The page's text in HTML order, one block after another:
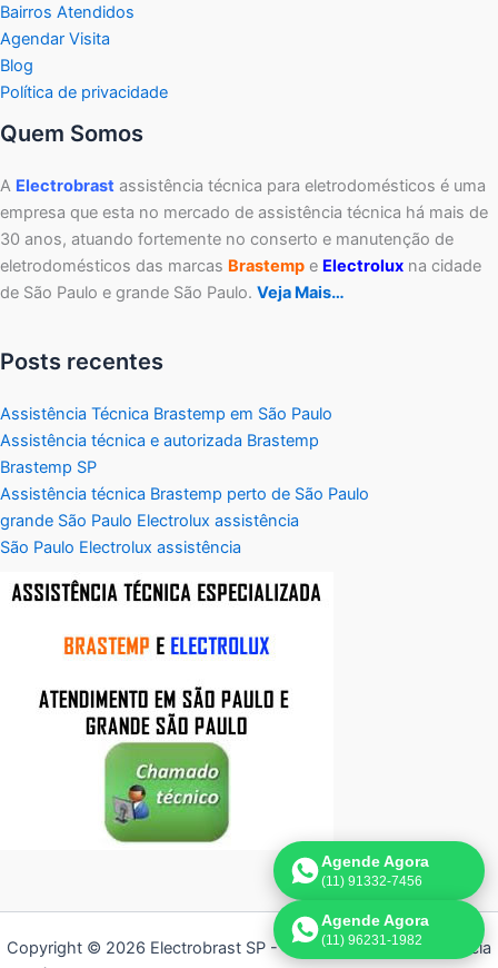
Bairros Atendidos
Agendar Visita
Blog
Política de privacidade
Quem Somos
A Electrobrast assistência técnica para eletrodomésticos é uma
empresa que esta no mercado de assistência técnica há mais de
30 anos, atuando fortemente no conserto e manutenção de
eletrodomésticos das marcas Brastemp e Electrolux na cidade
de São Paulo e grande São Paulo. Veja Mais…
Posts recentes
Assistência Técnica Brastemp em São Paulo
Assistência técnica e autorizada Brastemp
Brastemp SP
Assistência técnica Brastemp perto de São Paulo
grande São Paulo Electrolux assistência
São Paulo Electrolux assistência
Copyright © 2026 Electrobrast SP - 11 3836-9554 | Assistência
Agende Agora
(11) 91332-7456
Agende Agora
(11) 96231-1982